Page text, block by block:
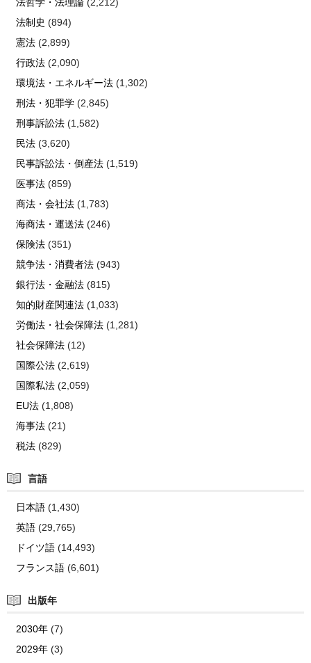
法哲学・法理論(2,212)
法制史 (894)
憲法(2,899)
行政法(2,090)
環境法・エネルギー法(1,302)
刑法・犯罪学(2,845)
刑事訴訟法(1,582)
民法(3,620)
民事訴訟法・倒産法(1,519)
医事法(859)
商法・会社法(1,783)
海商法・運送法(246)
保険法(351)
競争法・消費者法(943)
銀行法・金融法(815)
知的財産関連法(1,033)
労働法・社会保障法(1,281)
社会保障法(12)
国際公法(2,619)
国際私法(2,059)
EU法(1,808)
海事法(21)
税法(829)
言語
日本語(1,430)
英語(29,765)
ドイツ語(14,493)
フランス語(6,601)
出版年
2030年(7)
2029年(3)